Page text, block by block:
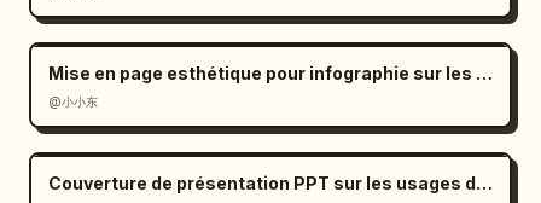
Mise en page esthétique pour infographie sur les dialectes ethniques
@小小东
Couverture de présentation PPT sur les usages du citron